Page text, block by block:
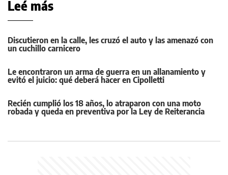
Leé más
Discutieron en la calle, les cruzó el auto y las amenazó con
un cuchillo carnicero
Le encontraron un arma de guerra en un allanamiento y
evitó el juicio: qué deberá hacer en Cipolletti
Recién cumplió los 18 años, lo atraparon con una moto
robada y queda en preventiva por la Ley de Reiterancia